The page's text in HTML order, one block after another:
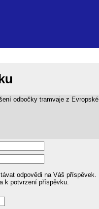
odbočky tramvaje z Evropské
odpovědi na Váš příspěvek.
k potvrzení příspěvku.